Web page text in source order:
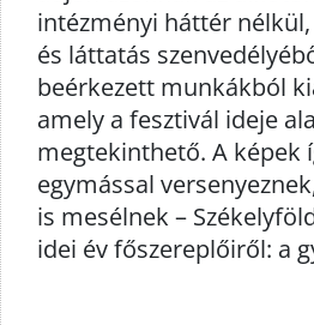
intézményi háttér
és láttatás
beérkezett munkákból
amely a fesztivál ideje
megtekinthető. A képek
egymással
is mesélnek –
idei év főszereplőiről: a